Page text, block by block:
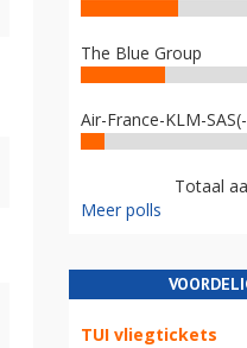
The Blue Group
Air-France-KLM-
Totaal
Meer polls
TUI vliegtickets